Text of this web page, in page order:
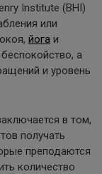
Institute (BHI)
или
йога и
а
и уровень
в том,
получать
преподаются
количество